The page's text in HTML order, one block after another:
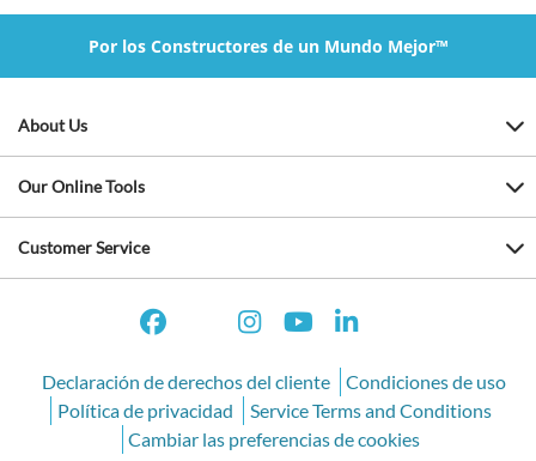
Por los Constructores de un Mundo Mejor™
About Us
Our Online Tools
Customer Service
Declaración de derechos del cliente
Condiciones de uso
Política de privacidad
Service Terms and Conditions
Cambiar las preferencias de cookies